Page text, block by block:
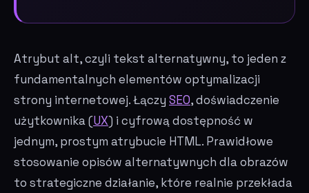
Atrybut alt, czyli tekst alternatywny, to jeden z
fundamentalnych elementów optymalizacji
strony internetowej. Łączy SEO, doświadczenie
użytkownika (UX) i cyfrową dostępność w
jednym, prostym atrybucie HTML. Prawidłowe
stosowanie opisów alternatywnych dla obrazów
to strategiczne działanie, które realnie przekłada